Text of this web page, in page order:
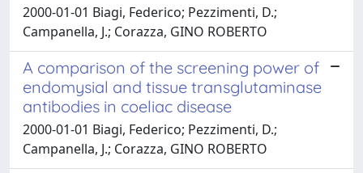
2000-01-01 Biagi, Federico; Pezzimenti, D.;
Campanella, J.; Corazza, GINO ROBERTO
A comparison of the screening power of
endomysial and tissue transglutaminase
antibodies in coeliac disease
2000-01-01 Biagi, Federico; Pezzimenti, D.;
Campanella, J.; Corazza, GINO ROBERTO